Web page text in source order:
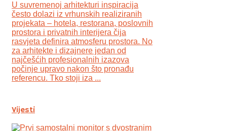
U suvremenoj arhitekturi inspiracija
često dolazi iz vrhunskih realiziranih
projekata – hotela, restorana, poslovnih
prostora i privatnih interijera čija
rasvjeta definira atmosferu prostora. No
za arhitekte i dizajnere jedan od
najčešćih profesionalnih izazova
počinje upravo nakon što pronađu
referencu. Tko stoji iza ...
Vijesti